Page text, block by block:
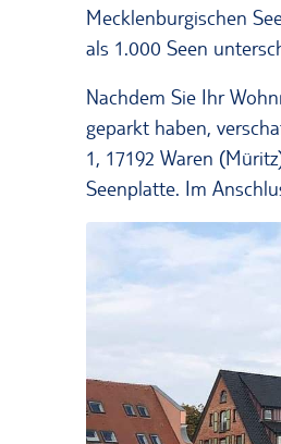
Mecklenburgischen
als 1.000 Seen
Nachdem Sie Ihr
geparkt haben,
1, 17192 Waren
Seenplatte. Im